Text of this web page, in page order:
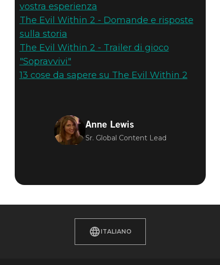
vostra esperienza
The Evil Within 2 - Domande e risposte
sulla storia
The Evil Within 2 - Trailer di gioco
"Sopravvivi"
13 cose da sapere su The Evil Within 2
Anne Lewis
Sr. Global Content Lead
ITALIANO